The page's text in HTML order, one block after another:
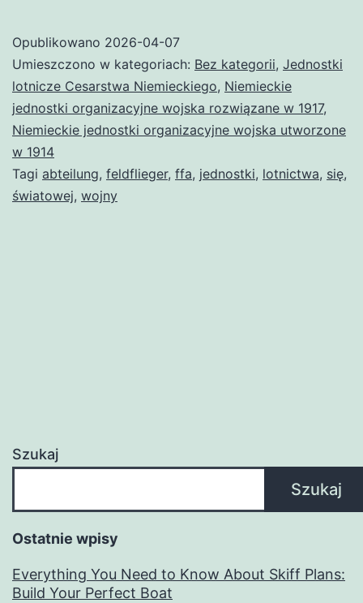
Opublikowano 2026-04-07
Umieszczono w kategoriach: Bez kategorii, Jednostki
lotnicze Cesarstwa Niemieckiego, Niemieckie
jednostki organizacyjne wojska rozwiązane w 1917,
Niemieckie jednostki organizacyjne wojska utworzone
w 1914
Tagi abteilung, feldflieger, ffa, jednostki, lotnictwa, się,
światowej, wojny
Szukaj
Szukaj
Ostatnie wpisy
Everything You Need to Know About Skiff Plans:
Build Your Perfect Boat